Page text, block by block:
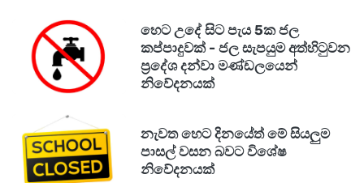
හෙට උදේ සිට පැය 5ක ජල
කප්පාදුවක් - ජල සැපයුම අත්හිටුවන
ප්‍රදේශ දන්වා මණ්ඩලයෙන්
නිවේදනයක්
නැවත හෙට දිනයේත් මේ සියලුම
පාසල් වසන බවට විශේෂ
නිවේදනයක්